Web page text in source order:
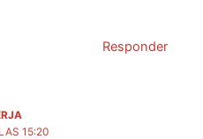
Responder
15:20